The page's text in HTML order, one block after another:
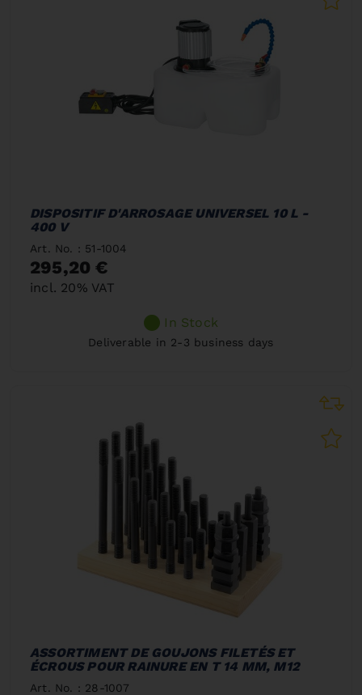
DISPOSITIF D'ARROSAGE UNIVERSEL 10 L -
400 V
Art. No. : 51-1004
295,20 €
incl. 20% VAT
In Stock
Deliverable in 2-3 business days
ASSORTIMENT DE GOUJONS FILETÉS ET
ÉCROUS POUR RAINURE EN T 14 MM, M12
Art. No. : 28-1007